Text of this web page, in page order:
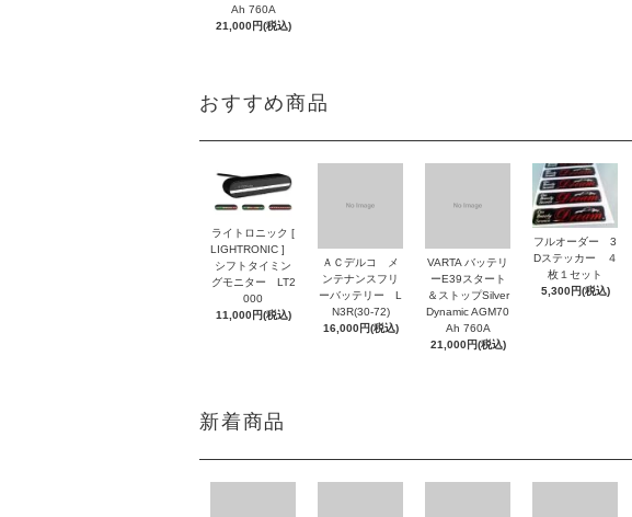
Ah 760A
21,000円(税込)
おすすめ商品
ライトロニック [
LIGHTRONIC ]
シフトタイミン
グモニター LT2
000
11,000円(税込)
ＡＣデルコ メ
ンテナンスフリ
ーバッテリー L
N3R(30-72)
16,000円(税込)
VARTA バッテリ
ーE39スタート
＆ストップSilver
Dynamic AGM70
Ah 760A
21,000円(税込)
フルオーダー 3
Dステッカー ４
枚１セット
5,300円(税込)
新着商品